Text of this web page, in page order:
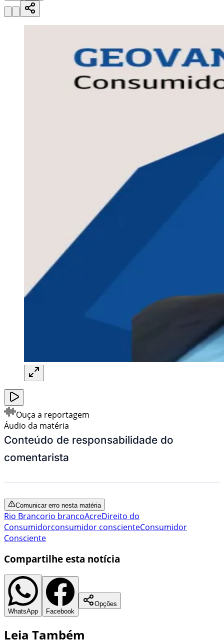
Ouça a reportagem
Áudio da matéria
Conteúdo de responsabilidade do
comentarista
Comunicar erro nesta matéria
Rio Brancorio brancoAcreDireito do
Consumidorconsumidor conscienteConsumidor
Consciente
Compartilhe esta notícia
WhatsApp Facebook
Opções
Leia Também